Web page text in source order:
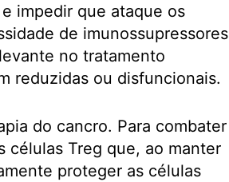
impedir que ataque os
de imunossupressores
no tratamento
reduzidas ou disfuncionais.
do cancro. Para combater
Treg que, ao manter
proteger as células